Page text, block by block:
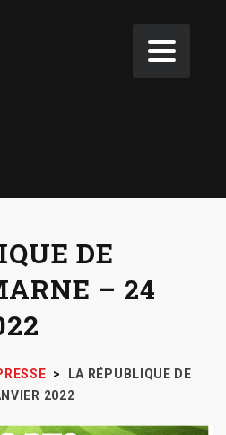
DE
– 24
>
LA RÉPUBLIQUE DE
2022